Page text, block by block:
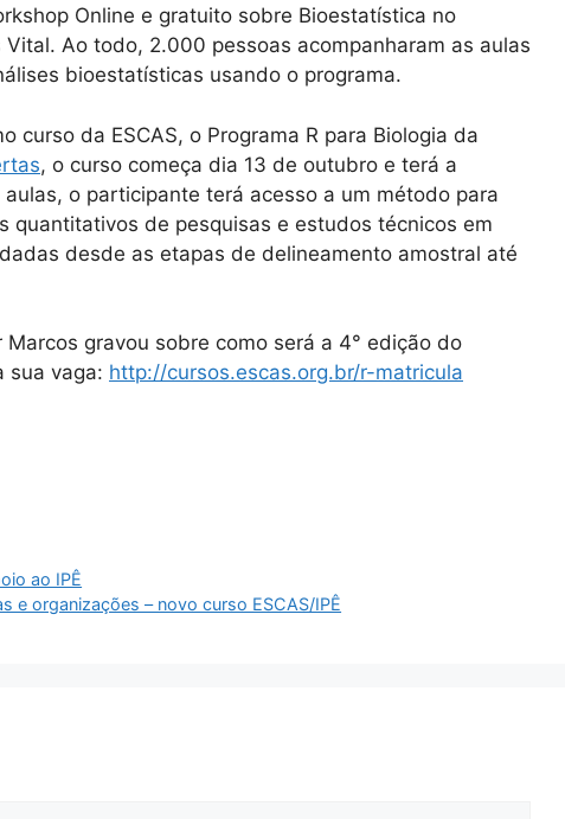
Online e gratuito sobre Bioestatística no
Ao todo, 2.000 pessoas acompanharam as aulas
bioestatísticas usando o programa.
curso da ESCAS, o Programa R para Biologia da
, o curso começa dia 13 de outubro e terá a
o participante terá acesso a um método para
quantitativos de pesquisas e estudos técnicos em
desde as etapas de delineamento amostral até
gravou sobre como será a 4° edição do
sua vaga: http://cursos.escas.org.br/r-matricula
ao IPÊ
e organizações – novo curso ESCAS/IPÊ